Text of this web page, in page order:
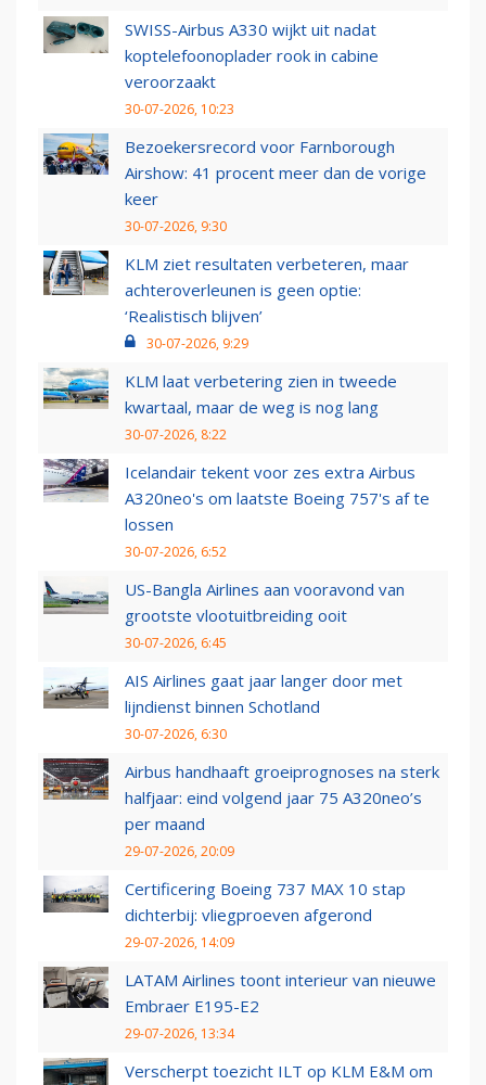
SWISS-Airbus A330 wijkt uit nadat
koptelefoonoplader rook in cabine
veroorzaakt
30-07-2026, 10:23
Bezoekersrecord voor Farnborough
Airshow: 41 procent meer dan de vorige
keer
30-07-2026, 9:30
KLM ziet resultaten verbeteren, maar
achteroverleunen is geen optie:
‘Realistisch blijven’
30-07-2026, 9:29
KLM laat verbetering zien in tweede
kwartaal, maar de weg is nog lang
30-07-2026, 8:22
Icelandair tekent voor zes extra Airbus
A320neo's om laatste Boeing 757's af te
lossen
30-07-2026, 6:52
US-Bangla Airlines aan vooravond van
grootste vlootuitbreiding ooit
30-07-2026, 6:45
AIS Airlines gaat jaar langer door met
lijndienst binnen Schotland
30-07-2026, 6:30
Airbus handhaaft groeiprognoses na sterk
halfjaar: eind volgend jaar 75 A320neo’s
per maand
29-07-2026, 20:09
Certificering Boeing 737 MAX 10 stap
dichterbij: vliegproeven afgerond
29-07-2026, 14:09
LATAM Airlines toont interieur van nieuwe
Embraer E195-E2
29-07-2026, 13:34
Verscherpt toezicht ILT op KLM E&M om